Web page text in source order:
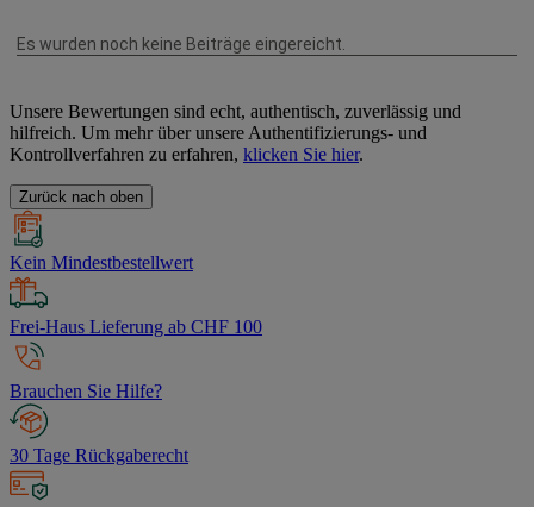
Unsere Bewertungen sind echt, authentisch, zuverlässig und
hilfreich. Um mehr über unsere Authentifizierungs- und
Kontrollverfahren zu erfahren, klicken Sie hier.
Zurück nach oben
Kein Mindestbestellwert
Frei-Haus Lieferung ab CHF 100
Brauchen Sie Hilfe?
30 Tage Rückgaberecht